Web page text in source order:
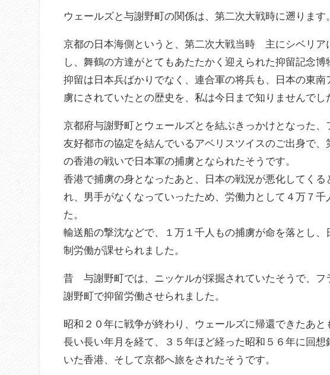
ウェールズと与謝野町の関係は、第二次大戦時に遡ります
京都の日本海側というと、第二次大戦当時 主にシベリア
し、舞鶴の方達がとてもあたたかく迎えられた抑留記念
抑留は日本兵ばかりでなく、連合軍の将兵も、日本の東
虜にされていたとの歴史を、私は今日まで知りませんでし
京都府与謝野町とウェールズとを結ぶきっかけとなった
友好都市の協定を結んでいるアベリスツイスのご出身で
の香港の戦いで日本軍の捕虜となられたそうです。
香港で捕虜の身となったあと、日本の戦況が悪化してく
れ、男手がなくなっていったため、労働力として４万７
た。
輸送船の撃沈などで、１万１千人もの捕虜が命を落とし
制労働が課せられました。
昔 与謝野町では、ニッケルが採掘されていたそうで、フ
謝野町で抑留労働させられました。
昭和２０年に戦争が終わり、ウェールズに帰還できたあ
長い長い年月を経て、３５年ほど経った昭和５６年に回
いた香港、そして京都へ旅をされたそうです。